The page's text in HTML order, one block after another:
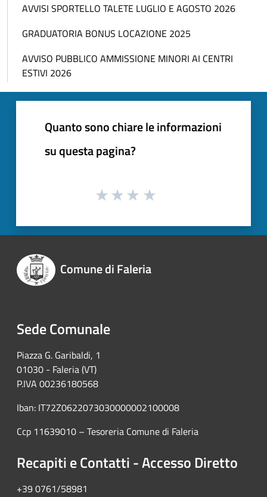
AVVISI SPORTELLO TALETE LUGLIO E AGOSTO 2026
GRADUATORIA BONUS LOCAZIONE 2025
AVVISO PUBBLICO AMMISSIONE MINORI AI CENTRI
ESTIVI 2026
Quanto sono chiare le informazioni
su questa pagina?
Comune di Faleria
Sede Comunale
Piazza G. Garibaldi, 1
01030 - Faleria (VT)
P.IVA 00236180568
Iban: IT72Z0622073030000002100008
Ccp 11639010 – Tesoreria Comune di Faleria
Recapiti e Contatti - Accesso Diretto
+39 0761/58981